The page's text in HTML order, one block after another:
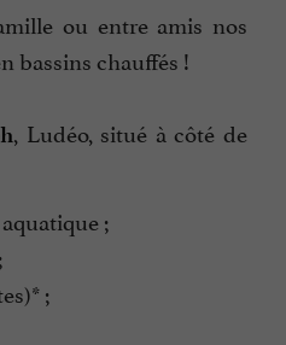
ou entre amis nos
bassins chauffés !
, Ludéo, situé à côté de
;
;